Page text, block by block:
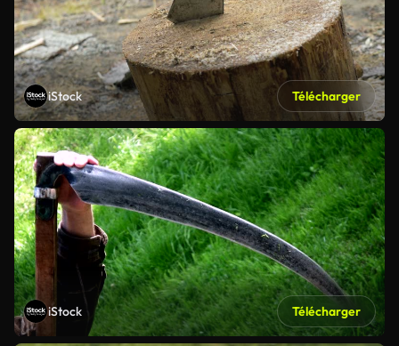
iStock Télécharger
iStock Télécharger